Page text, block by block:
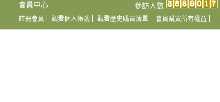
會員中心
註冊會員 觀看個人帳號 觀看歷史購買清單 會員購買所有權益
參訪人數